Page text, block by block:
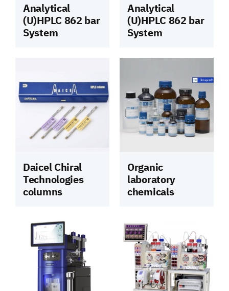
Analytical
(U)HPLC 862 bar
System
Analytical
(U)HPLC 862 bar
System
Daicel Chiral
Technologies
columns
Organic
laboratory
chemicals